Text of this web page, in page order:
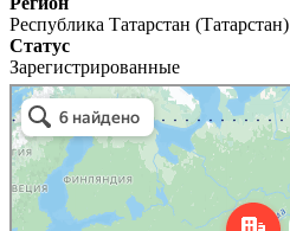
Республика Татарстан (Татарстан)
Статус
Зарегистрированные